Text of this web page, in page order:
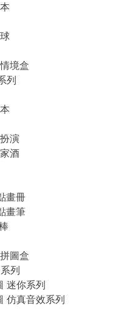
境盒
列
演
酒
畫冊
畫筆
圖盒
列
迷你系列
仿真音效系列